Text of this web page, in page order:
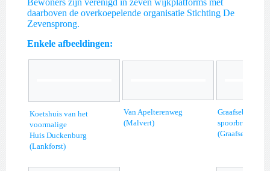
Bewoners zijn verenigd in zeven wijkplatforms met
daarboven de overkoepelende organisatie Stichting De
Zevensprong.
Enkele afbeeldingen:
Koetshuis van het
voormalige
Huis Duckenburg
(Lankforst)
Van Apelterenweg
(Malvert)
Graafsebrug en
spoorbrug
(Graafseweg)